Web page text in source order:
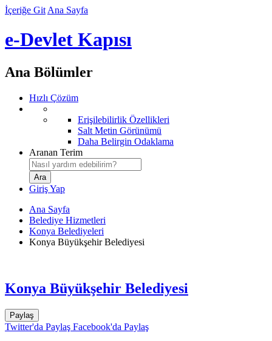
İçeriğe Git Ana Sayfa
e-Devlet Kapısı
Ana Bölümler
Hızlı Çözüm
Erişilebilirlik Özellikleri
Salt Metin Görünümü
Daha Belirgin Odaklama
Aranan Terim
Giriş Yap
Ana Sayfa
Belediye Hizmetleri
Konya Belediyeleri
Konya Büyükşehir Belediyesi
Konya Büyükşehir Belediyesi
Paylaş
Twitter'da Paylaş Facebook'da Paylaş